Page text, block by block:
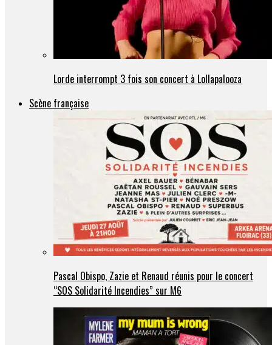
Lorde interrompt 3 fois son concert à Lollapalooza
Scène française
Pascal Obispo, Zazie et Renaud réunis pour le concert
“SOS Solidarité Incendies” sur M6